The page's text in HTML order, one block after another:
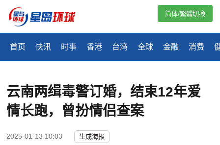
首页 快讯 时事 香港 台湾 全球 金融 消费
简体/繁體切換
云南两缉毒警订婚，结束12年爱
情长跑，曾扮情侣查案
2025-01-13 10:03 生成海报